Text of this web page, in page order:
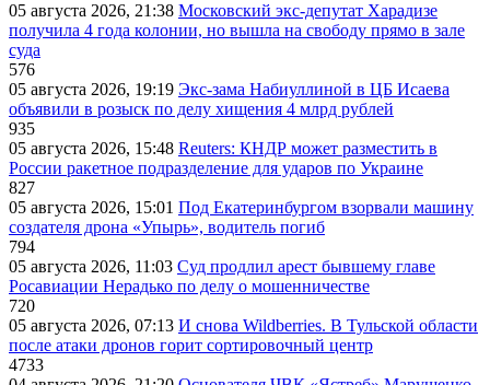
05 августа 2026, 21:38 Московский экс-депутат Харадизе
получила 4 года колонии, но вышла на свободу прямо в зале
суда
576
05 августа 2026, 19:19 Экс-зама Набиуллиной в ЦБ Исаева
объявили в розыск по делу хищения 4 млрд рублей
935
05 августа 2026, 15:48 Reuters: КНДР может разместить в
России ракетное подразделение для ударов по Украине
827
05 августа 2026, 15:01 Под Екатеринбургом взорвали машину
создателя дрона «Упырь», водитель погиб
794
05 августа 2026, 11:03 Суд продлил арест бывшему главе
Росавиации Нерадько по делу о мошенничестве
720
05 августа 2026, 07:13 И снова Wildberries. В Тульской области
после атаки дронов горит сортировочный центр
4733